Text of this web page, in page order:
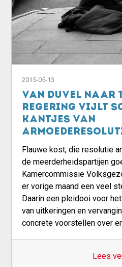
2015-05-13
Van Duvel naar
regering vijlt
kantjes van
Flauwe kost, die resolutie
de meerderheidspartijen
Kamercommissie
er vorige maand een veel
Daarin een pleidooi voor
van uitkeringen en
concrete voorstellen over
Lees